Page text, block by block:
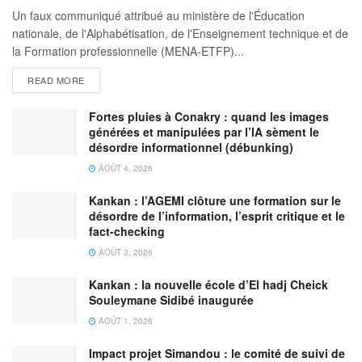
Un faux communiqué attribué au ministère de l'Éducation
nationale, de l'Alphabétisation, de l'Enseignement technique et de
la Formation professionnelle (MENA-ETFP)...
READ MORE
Fortes pluies à Conakry : quand les images
générées et manipulées par l’IA sèment le
désordre informationnel (débunking)
AOÛT 4, 2026
Kankan : l’AGEMI clôture une formation sur le
désordre de l’information, l’esprit critique et le
fact-checking
AOÛT 3, 2026
Kankan : la nouvelle école d’El hadj Cheick
Souleymane Sidibé inaugurée
AOÛT 1, 2026
Impact projet Simandou : le comité de suivi de